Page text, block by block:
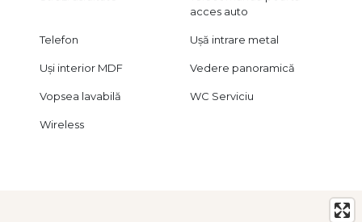
acces auto
Telefon Ușă intrare metal
Uși interior MDF Vedere panoramică
Vopsea lavabilă WC Serviciu
Wireless